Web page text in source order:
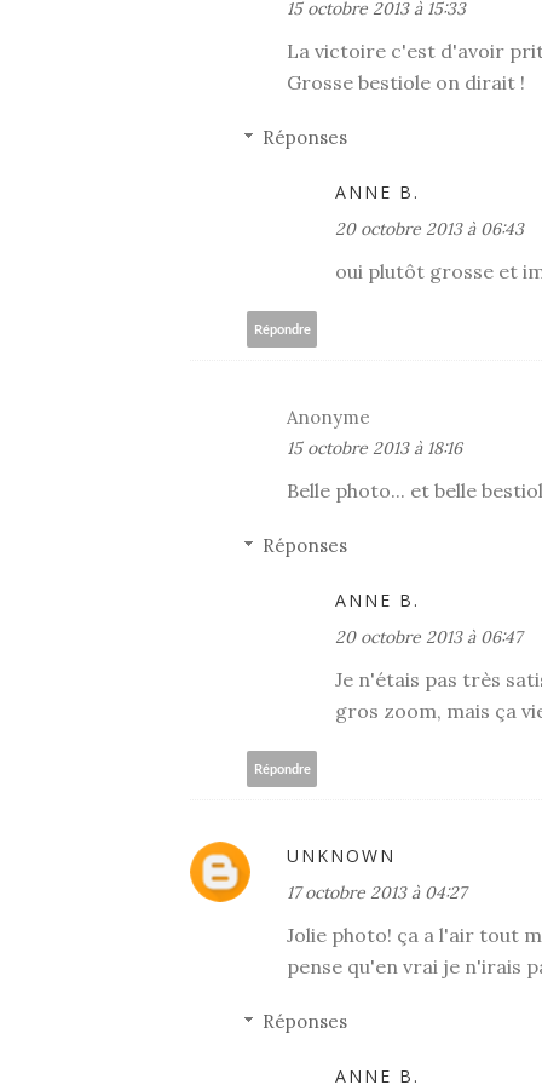
15 octobre 2013 à 15:33
La victoire c'est d'avoir
Grosse bestiole on dirait !
Réponses
ANNE B.
20 octobre 2013 à 06:43
oui plutôt grosse et
Répondre
Anonyme
15 octobre 2013 à 18:16
Belle photo... et belle
Réponses
ANNE B.
20 octobre 2013 à 06:47
Je n'étais pas très
gros zoom, mais ça
Répondre
UNKNOWN
17 octobre 2013 à 04:27
Jolie photo! ça a l'air tout
pense qu'en vrai je n'irais
Réponses
ANNE B.